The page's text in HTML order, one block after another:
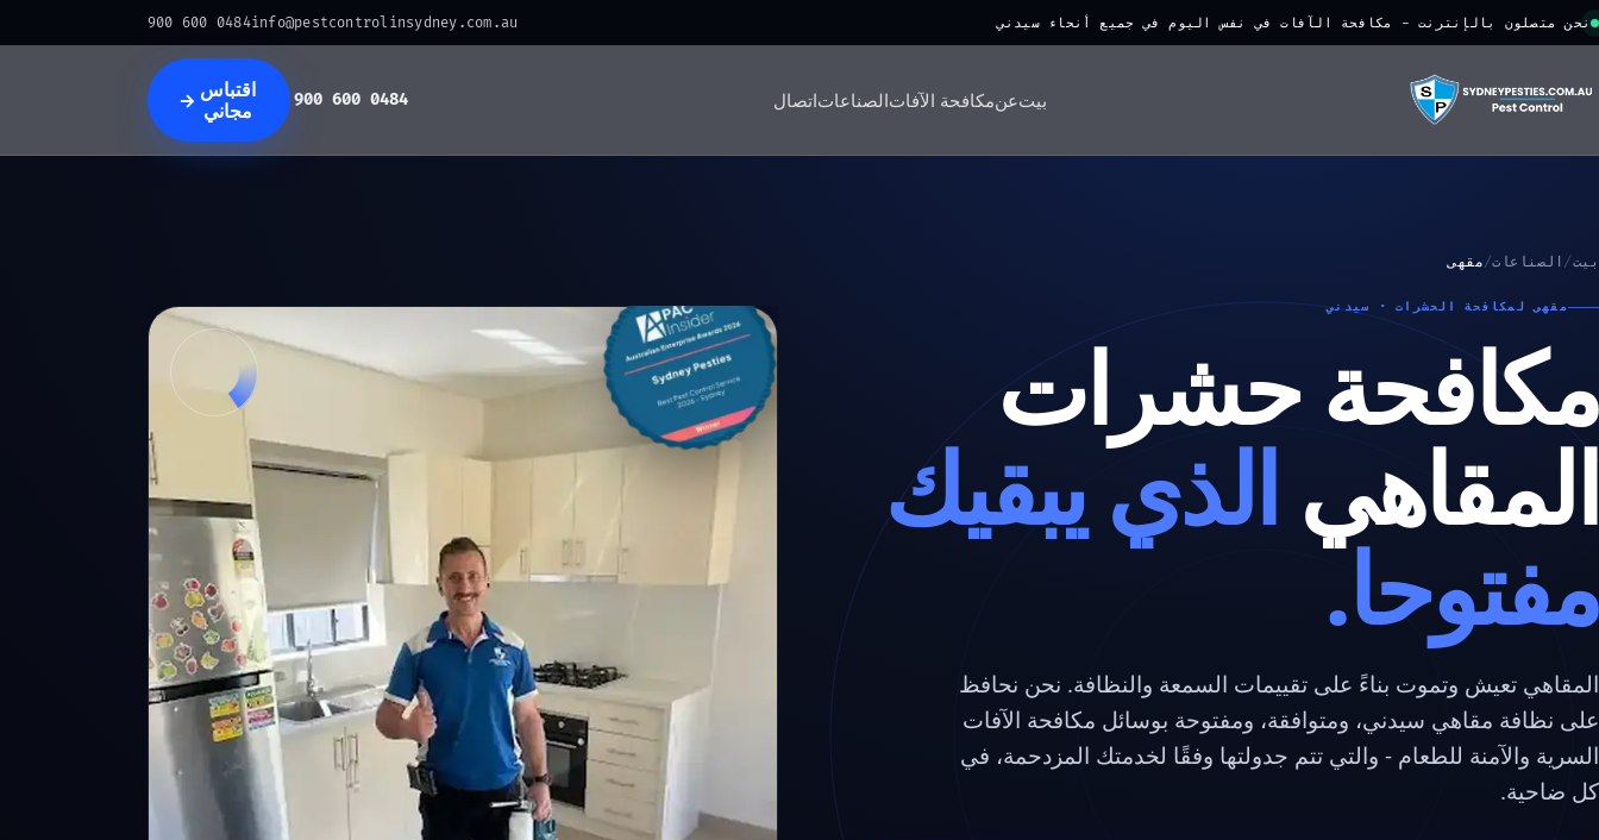
نحن متصلون بالإنترنت - مكافحة الآفات في نفس اليوم في جميع أنحاء سيدني info@pestcontrolinsydney.com.au
0484 600 900
بيتعنمكافحة الآفاتالصناعاتاتصال 0484 600 900
اقتباس
مجاني →
بيت/ الصناعات/مقهى
مقهى لمكافحة الحشرات · سيدني
مكافحة حشرات
المقاهي الذي يبقيك
مفتوحا.
المقاهي تعيش وتموت بناءً على تقييمات السمعة والنظافة. نحن نحافظ
على نظافة مقاهي سيدني، ومتوافقة، ومفتوحة بوسائل مكافحة الآفات
السرية والآمنة للطعام - والتي تتم جدولتها وفقًا لخدمتك المزدحمة، في
كل ضاحية.